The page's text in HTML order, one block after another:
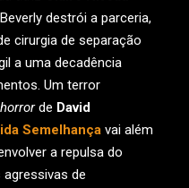
destrói a parceria,
cirurgia de separação
a uma decadência
Um terror
de David
Semelhança vai além
a repulsa do
de